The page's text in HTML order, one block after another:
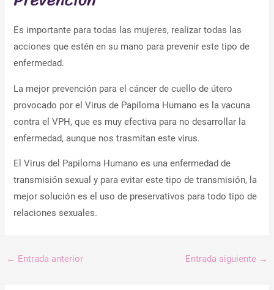
Es importante para todas las mujeres, realizar todas las
acciones que estén en su mano para prevenir este tipo de
enfermedad.
La mejor prevención para el cáncer de cuello de útero
provocado por el Virus de Papiloma Humano es la vacuna
contra el VPH, que es muy efectiva para no desarrollar la
enfermedad, aunque nos trasmitan este virus.
El Virus del Papiloma Humano es una enfermedad de
transmisión sexual y para evitar este tipo de transmisión, la
mejor solución es el uso de preservativos para todo tipo de
relaciones sexuales.
← Entrada anterior Entrada siguiente →